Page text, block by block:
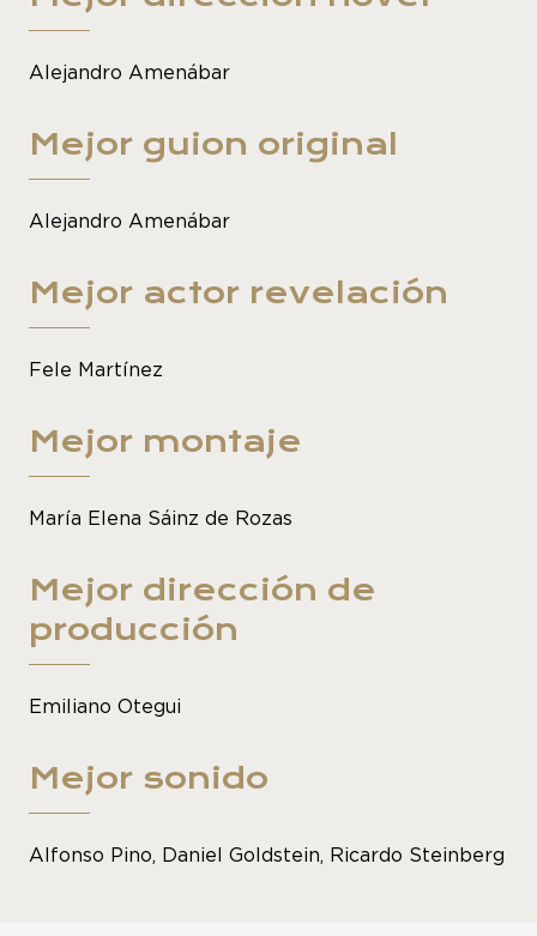
Alejandro Amenábar
Mejor guion original
Alejandro Amenábar
Mejor actor revelación
Fele Martínez
Mejor montaje
María Elena Sáinz de Rozas
Mejor dirección de
producción
Emiliano Otegui
Mejor sonido
Alfonso Pino, Daniel Goldstein, Ricardo Steinberg